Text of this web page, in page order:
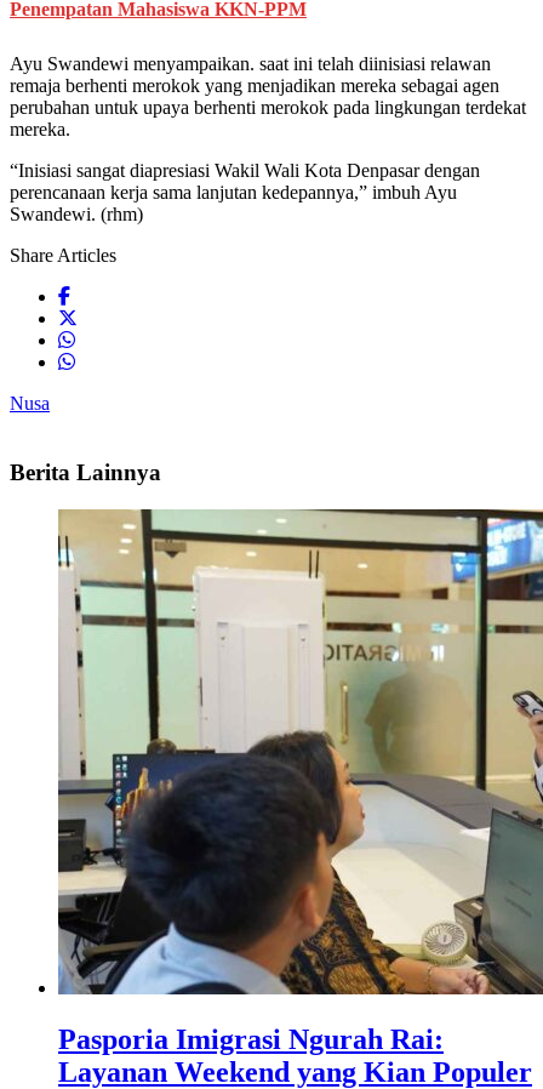
Penempatan Mahasiswa KKN-PPM
Ayu Swandewi menyampaikan. saat ini telah diinisiasi relawan
remaja berhenti merokok yang menjadikan mereka sebagai agen
perubahan untuk upaya berhenti merokok pada lingkungan terdekat
mereka.
“Inisiasi sangat diapresiasi Wakil Wali Kota Denpasar dengan
perencanaan kerja sama lanjutan kedepannya,” imbuh Ayu
Swandewi. (rhm)
Share Articles
Nusa
Berita Lainnya
Pasporia Imigrasi Ngurah Rai:
Layanan Weekend yang Kian Populer